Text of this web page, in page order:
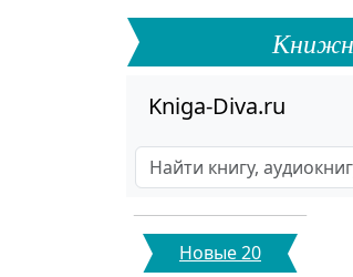
Kniga-Diva.ru
Новые 20